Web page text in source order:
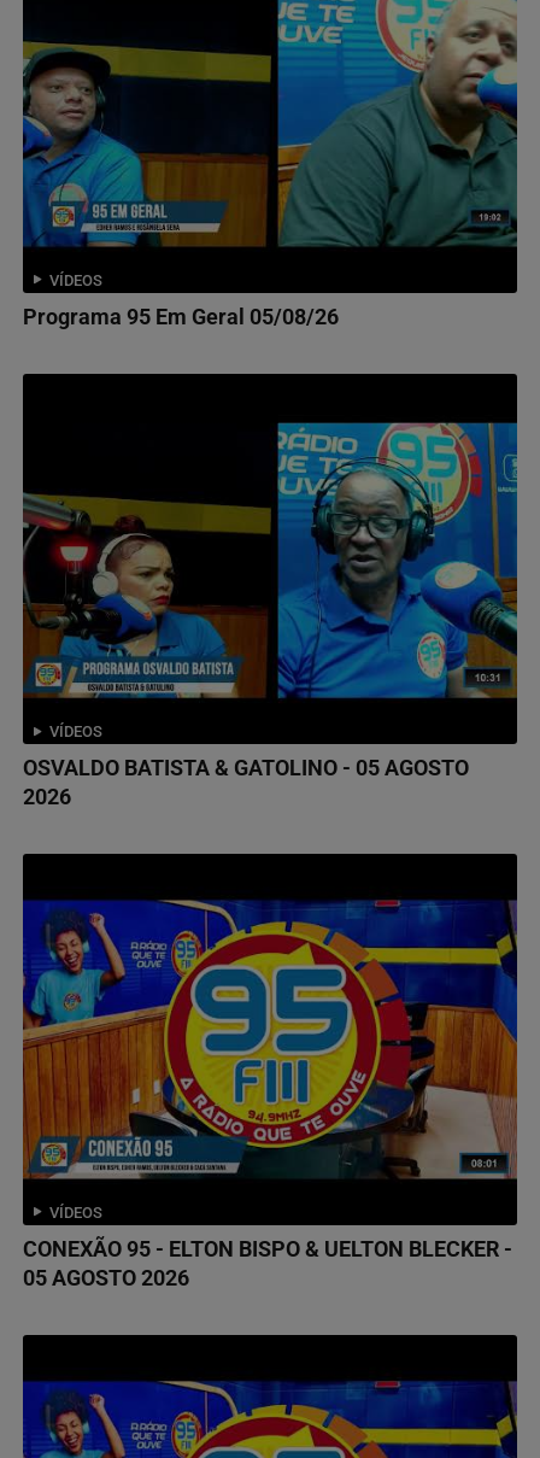
VÍDEOS
Programa 95 Em Geral 05/08/26
VÍDEOS
OSVALDO BATISTA & GATOLINO - 05 AGOSTO
2026
VÍDEOS
CONEXÃO 95 - ELTON BISPO & UELTON BLECKER -
05 AGOSTO 2026